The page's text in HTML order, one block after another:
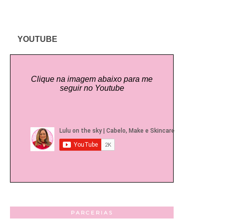
YOUTUBE
Clique na imagem abaixo para me
seguir no Youtube
PARCERIAS